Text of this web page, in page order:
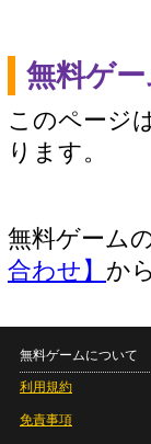
無料ゲ
このページ
ります。
無料ゲーム
合わせ】 か
無料ゲームについて
利用規約
免責事項